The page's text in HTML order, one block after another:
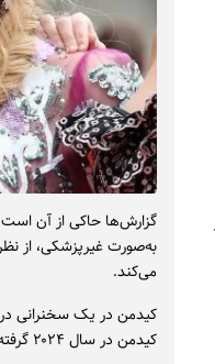
گزارش‌ها حاکی از آن
به‌صورت غیرپزشکی، از
می‌کند.
کیدمن در یک سخنرانی
کیدمن در سال ۲۰۲۴ گرفته شده؛ اتفاقی که تأثیر عمیقی بر او گذاشته است.